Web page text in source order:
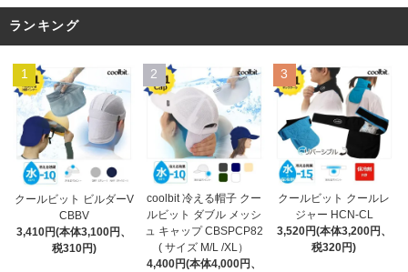
ランキング
1
クールビット ビルダーV
CBBV
3,410円(本体3,100円、
税310円)
2
coolbit 冷える帽子 クー
ルビット ダブル メッシ
ュ キャップ CBSPCP82
( サイズ M/L /XL）
4,400円(本体4,000円、
3
クールビット クールレ
ジャー HCN-CL
3,520円(本体3,200円、
税320円)